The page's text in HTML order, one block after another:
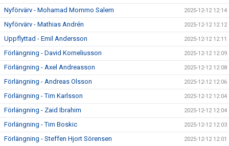
Nyförvärv - Mohamad Mommo Salem 2025-12-12 12:14
Nyförvärv - Mathias Andrén 2025-12-12 12:12
Uppflyttad - Emil Andersson 2025-12-12 12:11
Förlängning - David Korneliusson 2025-12-12 12:09
Förlängning - Axel Andreasson 2025-12-12 12:08
Förlängning - Andreas Olsson 2025-12-12 12:06
Förlängning - Tim Karlsson 2025-12-12 12:04
Förlängning - Zaid Ibrahim 2025-12-12 12:04
Förlängning - Tim Boskic 2025-12-12 12:03
Förlängning - Steffen Hjort Sörensen 2025-12-12 12:01